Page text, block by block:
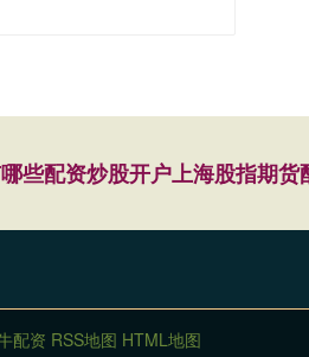
些配资炒股开户上海股指期货
配资 RSS地图 HTML地图